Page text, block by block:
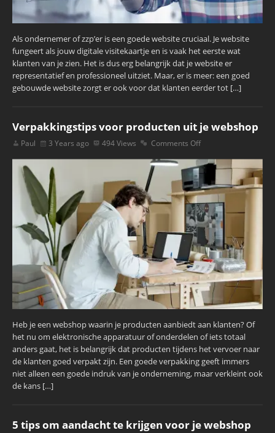
Als ondernemer of zzp’er is een goede website cruciaal. Je website
fungeert als jouw digitale visitekaartje en is vaak het eerste wat
klanten van je zien. Het is dus erg belangrijk dat je website er
representatief en professioneel uitziet. Maar, er is meer: een goed
gebouwde website zorgt er ook voor dat klanten eerder tot […]
Verpakkingstips voor producten uit je webshop
Paul 3 Years ago 494 Views Comments Off
Heb je een webshop waarin je producten aanbiedt aan klanten? Of
het nu om elektronische apparatuur of onderdelen of iets totaal
anders gaat, het is belangrijk dat producten tijdens het vervoer naar
de klanten goed verpakt zijn. Een goede verpakking geeft immers
niet alleen een goede indruk van je onderneming, maar verkleint ook
de kans […]
5 tips om aandacht te krijgen voor je webshop